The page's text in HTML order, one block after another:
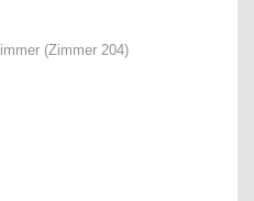
(Zimmer 204)